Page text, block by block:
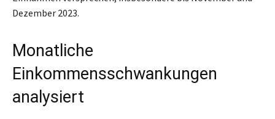
Dezember 2023.
Monatliche
Einkommensschwankungen
analysiert